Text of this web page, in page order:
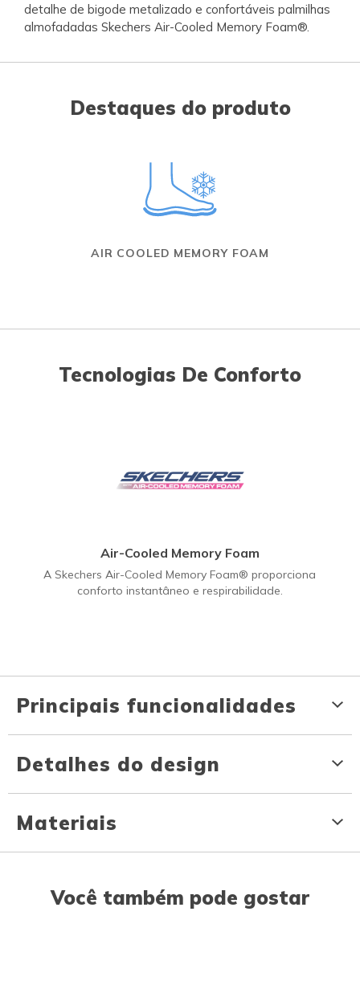
detalhe de bigode metalizado e confortáveis palmilhas
almofadadas Skechers Air-Cooled Memory Foam®.
Destaques do produto
AIR COOLED MEMORY FOAM
Tecnologias De Conforto
Air-Cooled Memory Foam
A Skechers Air-Cooled Memory Foam® proporciona
conforto instantâneo e respirabilidade.
Principais funcionalidades
Detalhes do design
Materiais
Você também pode gostar